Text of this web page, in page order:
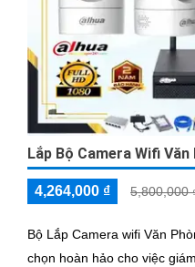
Lắp Bộ Camera Wifi
4,264,000 ₫ 5,800,000
Bộ Lắp Camera wifi Văn
chọn hoàn hảo cho việc